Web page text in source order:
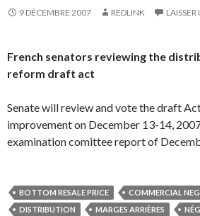
9 DÉCEMBRE 2007 REDLINK
French senators reviewing the
reform draft act
Senate will review and vote the draft
improvement on December 13-14,
examination comittee report of
BOTTOM RESALE PRICE
COMMERCIAL
DISTRIBUTION
MARGES ARRIÈRES